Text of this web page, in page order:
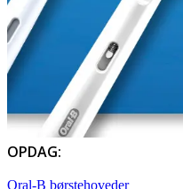
OPDAG:
Oral-B børstehoveder